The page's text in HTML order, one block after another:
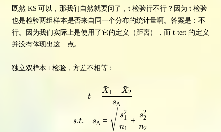
既然 KS 可以，那我们自然就要问了，t 检验行不行？因为 t 检验
也是检验两组样本是否来自同一个分布的统计量啊。答案是：不
行。因为我们实际上是使用了它的定义（距离），而 t-test 的定义
并没有体现出这一点。
独立双样本 t 检验，方差不相等：
t = \frac{\bar X_1 - \bar
t =
sΔ
ˉ
X
ˉ 1 − X
ˉ 2
s.t. sΔ
ˉ =
n1
s1
2
+
n2
s2
2